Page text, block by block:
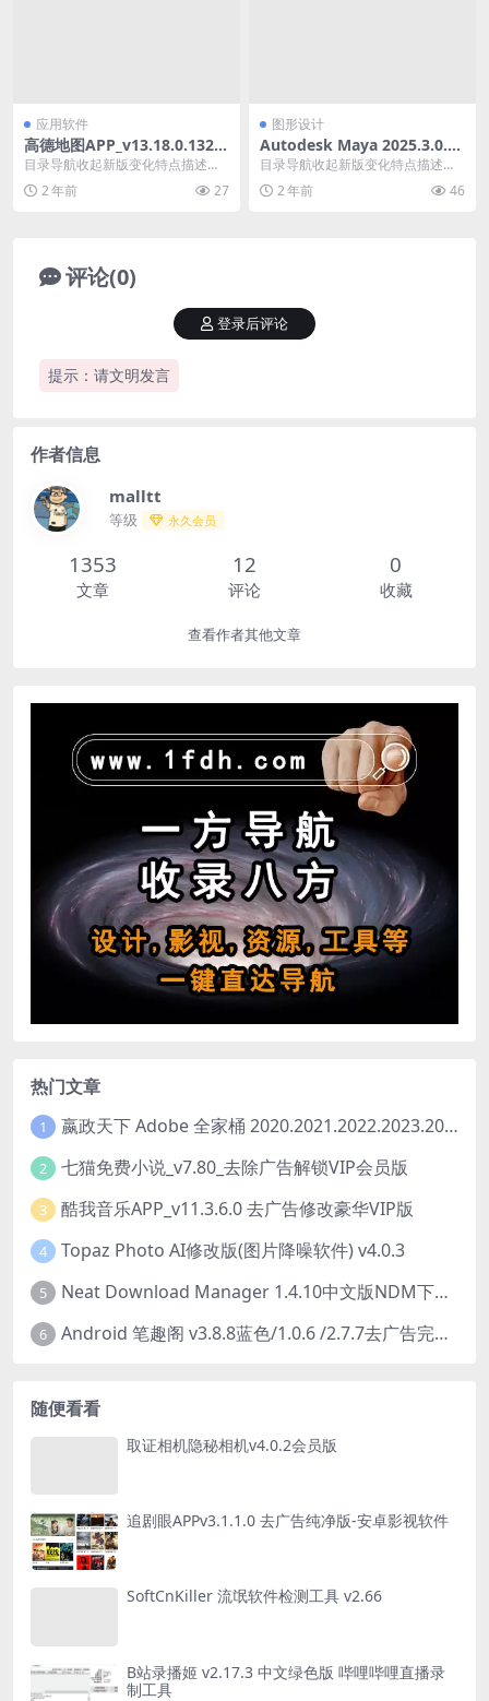
应用软件
高德地图APP_v13.18.0.1325
高德地图谷歌版
目录导航收起新版变化特点描述下
载地址目录导航收起新版变化特点
描述下载地址高德地图...
2 年前 27
图形设计
Autodesk Maya 2025.3.0.0
x64_玛雅2025中文修改版
目录导航收起新版变化特点描述系
统要求下载地址目录导航收起新版
变化特点描述系统要求...
2 年前 46
评论(0)
提示：请文明发言
登录后评论
作者信息
malltt
等级 永久会员
1353
文章
12
评论
0
收藏
查看作者其他文章
热门文章
1 嬴政天下 Adobe 全家桶 2020.2021.2022.2023.2024.2025大师版（2025年08月版 ）
2 七猫免费小说_v7.80_去除广告解锁VIP会员版
3 酷我音乐APP_v11.3.6.0 去广告修改豪华VIP版
4 Topaz Photo AI修改版(图片降噪软件) v4.0.3
5 Neat Download Manager 1.4.10中文版NDM下载器简称NDM
6 Android 笔趣阁 v3.8.8蓝色/1.0.6 /2.7.7去广告完美版
随便看看
取证相机隐秘相机v4.0.2会员版
追剧眼APPv3.1.1.0 去广告纯净版-安卓影视软件
SoftCnKiller 流氓软件检测工具 v2.66
B站录播姬 v2.17.3 中文绿色版 哔哩哔哩直播录
制工具